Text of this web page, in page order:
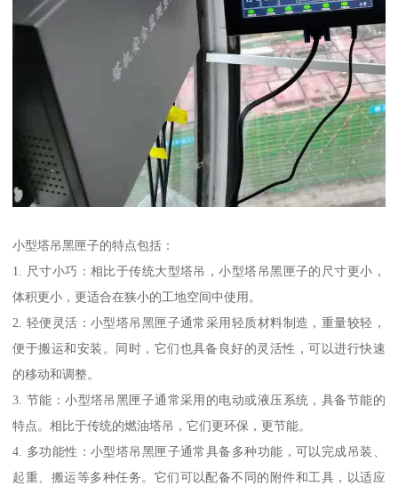
小型塔吊黑匣子的特点包括：
1. 尺寸小巧：相比于传统大型塔吊，小型塔吊黑匣子的尺寸更小，
体积更小，更适合在狭小的工地空间中使用。
2. 轻便灵活：小型塔吊黑匣子通常采用轻质材料制造，重量较轻，
便于搬运和安装。同时，它们也具备良好的灵活性，可以进行快速
的移动和调整。
3. 节能：小型塔吊黑匣子通常采用的电动或液压系统，具备节能的
特点。相比于传统的燃油塔吊，它们更环保，更节能。
4. 多功能性：小型塔吊黑匣子通常具备多种功能，可以完成吊装、
起重、搬运等多种任务。它们可以配备不同的附件和工具，以适应